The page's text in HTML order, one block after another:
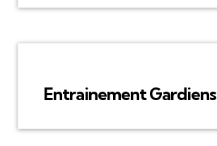
Entrainement Gardiens